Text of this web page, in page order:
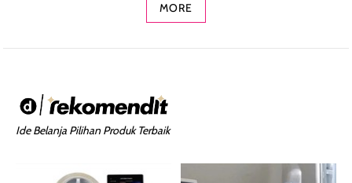
MORE
Ide Belanja Pilihan Produk Terbaik